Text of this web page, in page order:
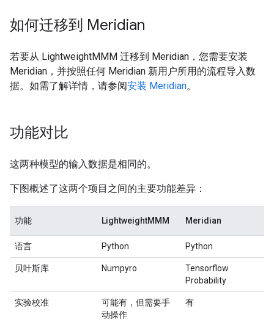
如何迁移到 Meridian
若要从 LightweightMMM 迁移到 Meridian，您需要安装
Meridian，并按照任何 Meridian 新用户所用的流程导入数
据。如需了解详情，请参阅安装 Meridian。
功能对比
这两种模型的输入数据是相同的。
下图概述了这两个项目之间的主要功能差异：
功能 LightweightMMM Meridian
语言 Python Python
贝叶斯库 Numpyro
Tensorflow
Probability
实验校准
可能有，但需要手
动操作
有